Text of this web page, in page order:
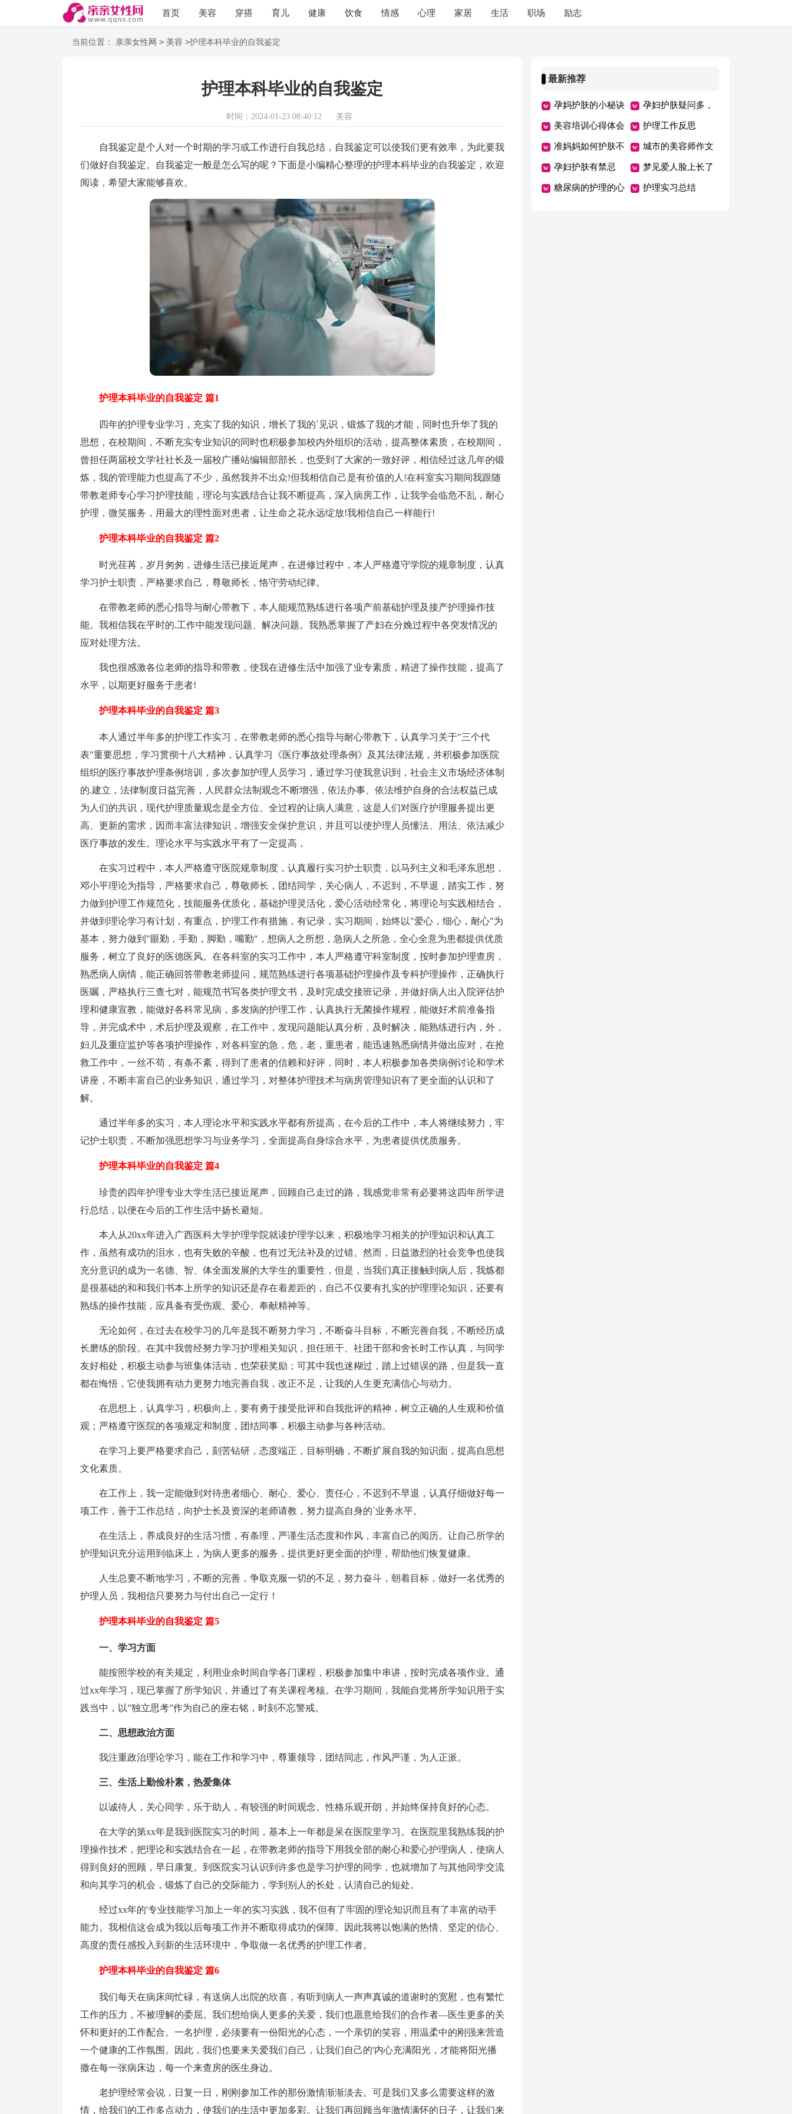
首页 美容 穿搭 育儿 健康 饮食 情感 心理 家居 生活 职场 励志
语录 阅读
当前位置： 亲亲女性网 > 美容 >护理本科毕业的自我鉴定
护理本科毕业的自我鉴定
时间：2024-01-23 08:40:12 美容
自我鉴定是个人对一个时期的学习或工作进行自我总结，自我鉴定可以使我们更有效率，为此要我
们做好自我鉴定。自我鉴定一般是怎么写的呢？下面是小编精心整理的护理本科毕业的自我鉴定，欢迎
阅读，希望大家能够喜欢。
护理本科毕业的自我鉴定 篇1
四年的护理专业学习，充实了我的知识，增长了我的`见识，锻炼了我的才能，同时也升华了我的
思想，在校期间，不断充实专业知识的同时也积极参加校内外组织的活动，提高整体素质，在校期间，
曾担任两届校文学社社长及一届校广播站编辑部部长，也受到了大家的一致好评，相信经过这几年的锻
炼，我的管理能力也提高了不少，虽然我并不出众!但我相信自己是有价值的人!在科室实习期间我跟随
带教老师专心学习护理技能，理论与实践结合让我不断提高，深入病房工作，让我学会临危不乱，耐心
护理，微笑服务，用最大的理性面对患者，让生命之花永远绽放!我相信自己一样能行!
护理本科毕业的自我鉴定 篇2
时光荏苒，岁月匆匆，进修生活已接近尾声，在进修过程中，本人严格遵守学院的规章制度，认真
学习护士职责，严格要求自己，尊敬师长，恪守劳动纪律。
在带教老师的悉心指导与耐心带教下，本人能规范熟练进行各项产前基础护理及接产护理操作技
能。我相信我在平时的.工作中能发现问题、解决问题。我熟悉掌握了产妇在分娩过程中各突发情况的
应对处理方法。
我也很感激各位老师的指导和带教，使我在进修生活中加强了业专素质，精进了操作技能，提高了
水平，以期更好服务于患者!
护理本科毕业的自我鉴定 篇3
本人通过半年多的护理工作实习，在带教老师的悉心指导与耐心带教下，认真学习关于"三个代
表"重要思想，学习贯彻十八大精神，认真学习《医疗事故处理条例》及其法律法规，并积极参加医院
组织的医疗事故护理条例培训，多次参加护理人员学习，通过学习使我意识到，社会主义市场经济体制
的.建立，法律制度日益完善，人民群众法制观念不断增强，依法办事、依法维护自身的合法权益已成
为人们的共识，现代护理质量观念是全方位、全过程的让病人满意，这是人们对医疗护理服务提出更
高、更新的需求，因而丰富法律知识，增强安全保护意识，并且可以使护理人员懂法、用法、依法减少
医疗事故的发生。理论水平与实践水平有了一定提高，
在实习过程中，本人严格遵守医院规章制度，认真履行实习护士职责，以马列主义和毛泽东思想，
邓小平理论为指导，严格要求自己，尊敬师长，团结同学，关心病人，不迟到，不早退，踏实工作，努
力做到护理工作规范化，技能服务优质化，基础护理灵活化，爱心活动经常化，将理论与实践相结合，
并做到理论学习有计划，有重点，护理工作有措施，有记录，实习期间，始终以"爱心，细心，耐心"为
基本，努力做到"眼勤，手勤，脚勤，嘴勤"，想病人之所想，急病人之所急，全心全意为患都提供优质
服务，树立了良好的医德医风。在各科室的实习工作中，本人严格遵守科室制度，按时参加护理查房，
熟悉病人病情，能正确回答带教老师提问，规范熟练进行各项基础护理操作及专科护理操作，正确执行
医嘱，严格执行三查七对，能规范书写各类护理文书，及时完成交接班记录，并做好病人出入院评估护
理和健康宣教，能做好各科常见病，多发病的护理工作，认真执行无菌操作规程，能做好术前准备指
导，并完成术中，术后护理及观察，在工作中，发现问题能认真分析，及时解决，能熟练进行内，外，
妇儿及重症监护等各项护理操作，对各科室的急，危，老，重患者，能迅速熟悉病情并做出应对，在抢
救工作中，一丝不苟，有条不紊，得到了患者的信赖和好评，同时，本人积极参加各类病例讨论和学术
讲座，不断丰富自己的业务知识，通过学习，对整体护理技术与病房管理知识有了更全面的认识和了
解。
通过半年多的实习，本人理论水平和实践水平都有所提高，在今后的工作中，本人将继续努力，牢
记护士职责，不断加强思想学习与业务学习，全面提高自身综合水平，为患者提供优质服务。
护理本科毕业的自我鉴定 篇4
珍贵的四年护理专业大学生活已接近尾声，回顾自己走过的路，我感觉非常有必要将这四年所学进
行总结，以便在今后的工作生活中扬长避短。
本人从20xx年进入广西医科大学护理学院就读护理学以来，积极地学习相关的护理知识和认真工
作，虽然有成功的泪水，也有失败的辛酸，也有过无法补及的过错。然而，日益激烈的社会竞争也使我
充分意识的成为一名德、智、体全面发展的大学生的重要性，但是，当我们真正接触到病人后，我炼都
是很基础的和和我们书本上所学的知识还是存在着差距的，自己不仅要有扎实的护理理论知识，还要有
熟练的操作技能，应具备有受伤观、爱心、奉献精神等。
无论如何，在过去在校学习的几年是我不断努力学习，不断奋斗目标，不断完善自我，不断经历成
长磨练的阶段。在其中我曾经努力学习护理相关知识，担任班干、社团干部和舍长时工作认真，与同学
友好相处，积极主动参与班集体活动，也荣获奖励；可其中我也迷糊过，踏上过错误的路，但是我一直
都在悔悟，它使我拥有动力更努力地完善自我，改正不足，让我的人生更充满信心与动力。
在思想上，认真学习，积极向上，要有勇于接受批评和自我批评的精神，树立正确的人生观和价值
观；严格遵守医院的各项规定和制度，团结同事，积极主动参与各种活动。
在学习上要严格要求自己，刻苦钻研，态度端正，目标明确，不断扩展自我的知识面，提高自思想
文化素质。
在工作上，我一定能做到对待患者细心、耐心、爱心、责任心，不迟到不早退，认真仔细做好每一
项工作，善于工作总结，向护士长及资深的老师请教，努力提高自身的`业务水平。
在生活上，养成良好的生活习惯，有条理，严谨生活态度和作风，丰富自己的阅历。让自己所学的
护理知识充分运用到临床上，为病人更多的服务，提供更好更全面的护理，帮助他们恢复健康。
人生总要不断地学习，不断的完善，争取克服一切的不足，努力奋斗，朝着目标，做好一名优秀的
护理人员，我相信只要努力与付出自己一定行！
护理本科毕业的自我鉴定 篇5
一、学习方面
能按照学校的有关规定，利用业余时间自学各门课程，积极参加集中串讲，按时完成各项作业。通
过xx年学习，现已掌握了所学知识，并通过了有关课程考核。在学习期间，我能自觉将所学知识用于实
践当中，以”独立思考”作为自己的座右铭，时刻不忘警戒。
二、思想政治方面
我注重政治理论学习，能在工作和学习中，尊重领导，团结同志，作风严谨，为人正派。
三、生活上勤俭朴素，热爱集体
以诚待人，关心同学，乐于助人，有较强的时间观念。性格乐观开朗，并始终保持良好的心态。
在大学的第xx年是我到医院实习的时间，基本上一年都是呆在医院里学习。在医院里我熟练我的护
理操作技术，把理论和实践结合在一起，在带教老师的指导下用我全部的耐心和爱心护理病人，使病人
得到良好的照顾，早日康复。到医院实习认识到许多也是学习护理的同学，也就增加了与其他同学交流
和向其学习的机会，锻炼了自己的交际能力，学到别人的长处，认清自己的短处。
经过xx年的'专业技能学习加上一年的实习实践，我不但有了牢固的理论知识而且有了丰富的动手
能力。我相信这会成为我以后每项工作并不断取得成功的保障。因此我将以饱满的热情、坚定的信心、
高度的责任感投入到新的生活环境中，争取做一名优秀的护理工作者。
护理本科毕业的自我鉴定 篇6
我们每天在病床间忙碌，有送病人出院的欣喜，有听到病人一声声真诚的道谢时的宽慰，也有繁忙
工作的压力，不被理解的委屈。我们想给病人更多的关爱，我们也愿意给我们的合作者—医生更多的关
怀和更好的工作配合。一名护理，必须要有一份阳光的心态，一个亲切的笑容，用温柔中的刚强来营造
一个健康的工作氛围。因此，我们也要来关爱我们自己，让我们自己的'内心充满阳光，才能将阳光播
撒在每一张病床边，每一个来查房的医生身边。
老护理经常会说，日复一日，刚刚参加工作的那份激情渐渐淡去。可是我们又多么需要这样的激
情，给我们的工作多点动力，使我们的生活中更加多彩。让我们再回顾当年激情满怀的日子，让我们来
最新推荐
孕妈护肤的小秘诀 孕妇护肤疑问多，
三大热点问题大解
答
美容培训心得体会 护理工作反思
准妈妈如何护肤不
伤宝贝
城市的美容师作文
孕妇护肤有禁忌
三类护肤产品切莫
梦见爱人脸上长了
一层黑色的东西
糖尿病的护理的心 护理实习总结